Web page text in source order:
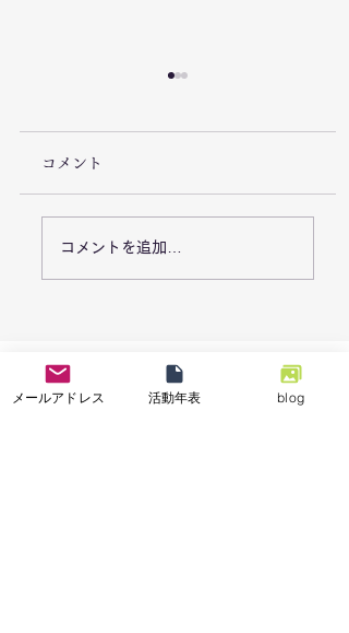
7/26「栃木県足利市で
豪雨災害による復旧支
コメント
コメントを追加…
メールアドレス 活動年表 blog